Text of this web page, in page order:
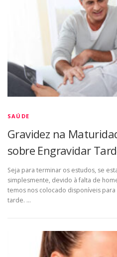
SAÚDE
Gravidez na
sobre Engravidar
Seja para terminar os estudos, se
simplesmente, devido à falta de
temos nos colocado disponíveis
tarde. …